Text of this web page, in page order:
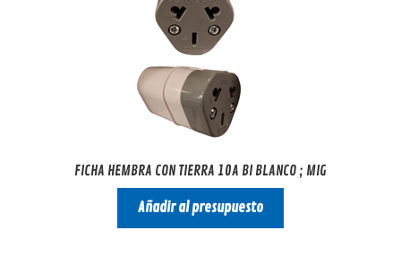
FICHA HEMBRA CON TIERRA 10A BI BLANCO ; MIG
Añadir al presupuesto